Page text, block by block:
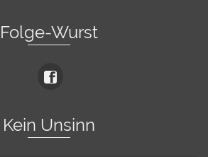
Folge-Wurst
Kein Unsinn